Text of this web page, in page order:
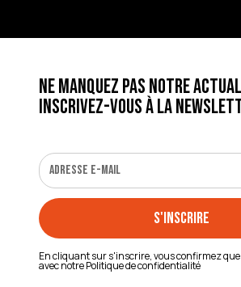
Ne manquez pas notre
inscrivez-vous à la
En cliquant sur s'inscrire, vous confirmez que
avec notrePolitique de confidentialité